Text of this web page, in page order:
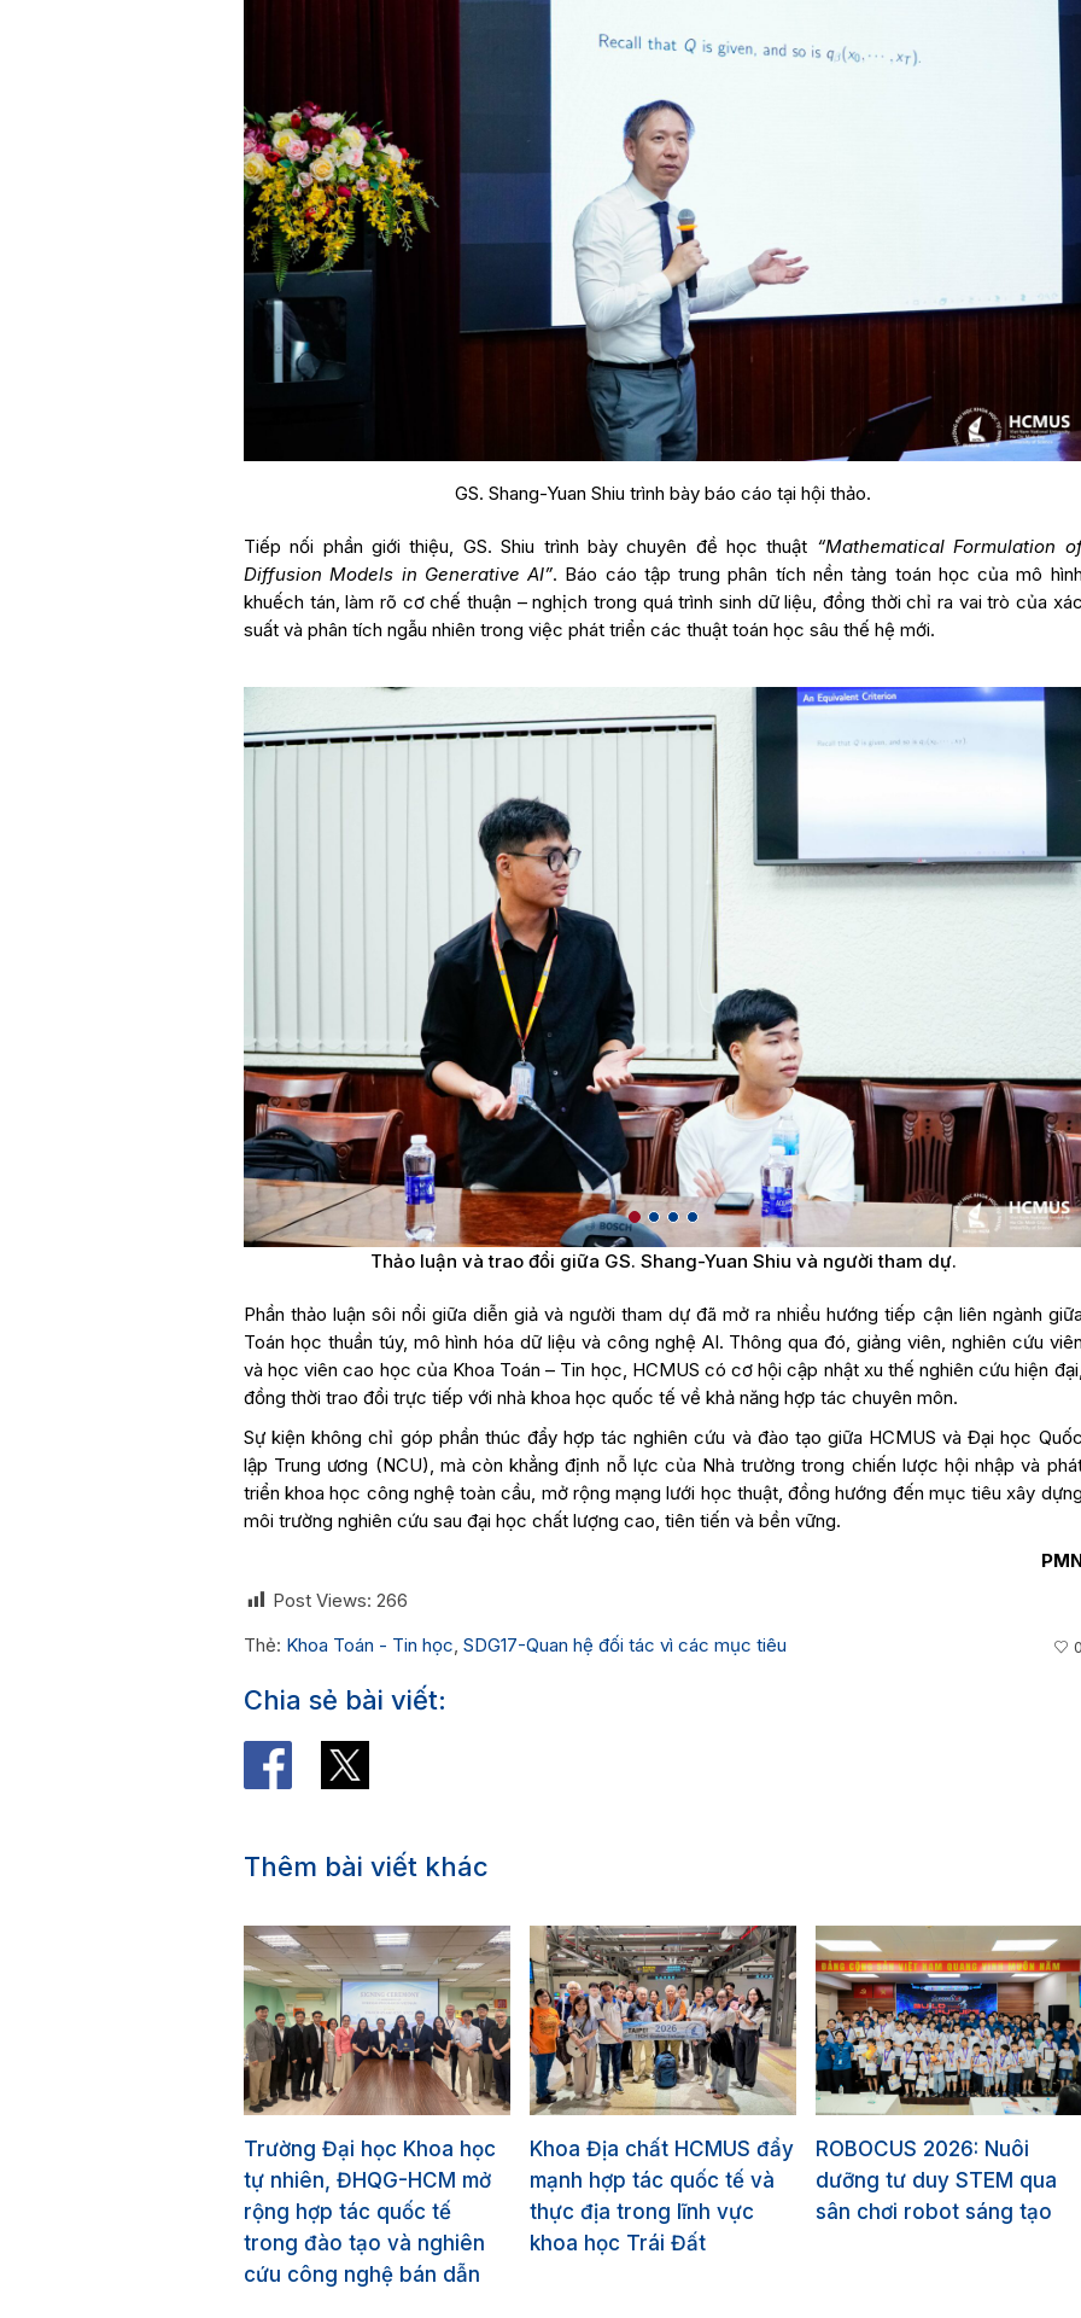
GS. Shang-Yuan Shiu trình bày báo cáo tại hội thảo.
Tiếp nối phần giới thiệu, GS. Shiu trình bày chuyên đề học thuật “Mathematical Formulation
Diffusion Models in Generative AI”. Báo cáo tập trung phân tích nền tảng toán học của mô hình
khuếch tán, làm rõ cơ chế thuận – nghịch trong quá trình sinh dữ liệu, đồng thời chỉ ra vai trò của xác
suất và phân tích ngẫu nhiên trong việc phát triển các thuật toán học sâu thế hệ mới.
Thảo luận và trao đổi giữa GS. Shang-Yuan Shiu và người tham dự.
Phần thảo luận sôi nổi giữa diễn giả và người tham dự đã mở ra nhiều hướng tiếp cận liên ngành giữa
Toán học thuần túy, mô hình hóa dữ liệu và công nghệ AI. Thông qua đó, giảng viên, nghiên cứu viên
và học viên cao học của Khoa Toán – Tin học, HCMUS có cơ hội cập nhật xu thế nghiên cứu hiện đại,
đồng thời trao đổi trực tiếp với nhà khoa học quốc tế về khả năng hợp tác chuyên môn.
Sự kiện không chỉ góp phần thúc đẩy hợp tác nghiên cứu và đào tạo giữa HCMUS và Đại học Quốc
lập Trung ương (NCU), mà còn khẳng định nỗ lực của Nhà trường trong chiến lược hội nhập và
triển khoa học công nghệ toàn cầu, mở rộng mạng lưới học thuật, đồng hướng đến mục tiêu xây dựng
môi trường nghiên cứu sau đại học chất lượng cao, tiên tiến và bền vững.
Post Views: 266
Thẻ: Khoa Toán - Tin học, SDG17-Quan hệ đối tác vì các mục tiêu 0
Chia sẻ bài viết:
Thêm bài viết khác
Trường Đại học Khoa học
tự nhiên, ĐHQG-HCM mở
rộng hợp tác quốc tế
trong đào tạo và nghiên
cứu công nghệ bán dẫn
Khoa Địa chất HCMUS đẩy
mạnh hợp tác quốc tế và
thực địa trong lĩnh vực
khoa học Trái Đất
ROBOCUS 2026: Nuôi
dưỡng tư duy STEM qua
sân chơi robot sáng tạo